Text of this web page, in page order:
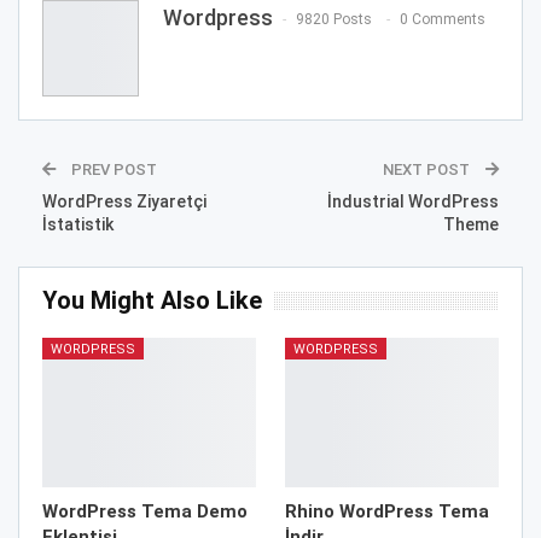
Wordpress 9820 Posts 0 Comments
PREV POST
WordPress Ziyaretçi
İstatistik
NEXT POST
İndustrial WordPress
Theme
You Might Also Like
WORDPRESS
WordPress Tema Demo
WORDPRESS
Rhino WordPress Tema